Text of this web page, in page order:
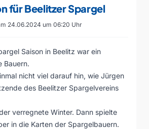
für Beelitzer Spargel
24.06.2024 um 06:20 Uhr
Saison in Beelitz war ein
Bauern.
nicht viel darauf hin, wie Jürgen
des Beelitzer Spargelvereins
verregnete Winter. Dann spielte
in die Karten der Spargelbauern.